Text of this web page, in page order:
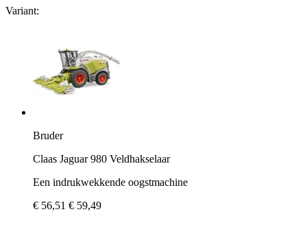
Variant:
Bruder
Claas Jaguar 980 Veldhakselaar
Een indrukwekkende oogstmachine
€ 56,51 € 59,49